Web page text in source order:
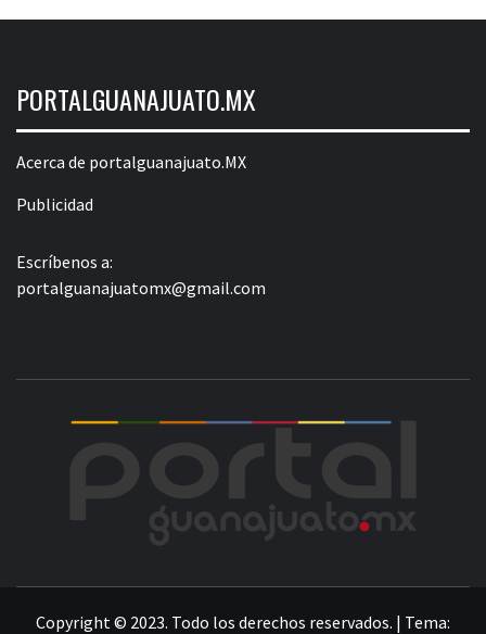
PORTALGUANAJUATO.MX
Acerca de portalguanajuato.MX
Publicidad
Escríbenos a:
portalguanajuatomx@gmail.com
Copyright © 2023. Todo los derechos reservados. | Tema: